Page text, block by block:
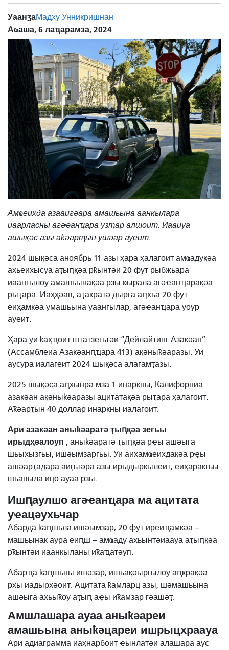
УаанӡаМадху Унникришнан
Аҩаша, 6 лаҵарамза, 2024
Амҩеихда азааигәара амашьына аанкылара
иаарласны агәҽанҵара узҭар алшоит. Иааиуа
ашықәс азы аҟәарҭын ушәар ауеит.
2024 шықәса аноябрь 11 азы ҳара ҳалагоит амҩадуқәа
ахьеихысуа аҭыԥқәа рҟынтәи 20 фут рыбжьара
иаангылоу амашьынақәа рзы ҩырала агәҽанҵарақәа
рыҭара. Иаҳҳәап, аҭакратә дырга аԥхьа 20 фут
еиҳамкәа умашьына уаангылар, агәҽанҵара уоур
ауеит.
Ҳара уи ҟаҳҵоит штатзегьтәи “Дейлайтинг Азакәан”
(Ассамблеиа Азакәанԥҵара 413) ақәныҟәаразы. Уи
аусура иалагеит 2024 шықәса алагамҭазы.
2025 шықәса аԥхынра мза 1 инаркны, Калифорниа
азакәан ақәныҟәаразы ацитатақәа рыҭара ҳалагоит.
Аҟәарҭын 40 доллар инаркны иалагоит.
Ари азакәан аныҟәаратә ҭыԥқәа зегьы
ирыдҳәалоуп , аныҟәаратә ҭыԥқәа рҿы ашәыга
шьыхызгьы, ишәымзаргьы. Уи аихамҩеихдақәа рҿы
ашәарҭадара аиӷьтәра азы ирыдыркылеит, еиҳаракгьы
шьапыла ицо ауаа рзы.
Ишԥаулшо агәҽанҵара ма ацитата
уҽацәухьчар
Абарда ҟаԥшьла ишәымзар, 20 фут иреиҵамкәа –
машьынак аура еиԥш – амҩаду ахьынтәиаауа аҭыԥқәа
рҟынтәи иаанкыланы иҟаҵатәуп.
Абарҵа ҟаԥшьны ишәзар, ишьақәыргылоу аԥкрақәа
рхы иадырхәоит. Ацитата ҟамларц азы, шәмашьына
ашәыга ахьыҟоу аҭыԥ аҿы иҟамзар гәашәҭ.
Амшлашара ауаа аныҟәареи
амашьына аныҟәцареи ишрыцхраауа
Ари адиаграмма иаҳнарбоит ҽынлатәи алашара аус